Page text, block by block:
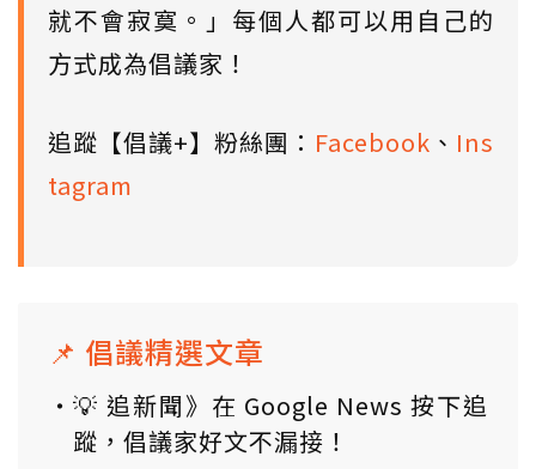
就不會寂寞。」每個人都可以用自己的
方式成為倡議家！
追蹤【倡議+】粉絲團： Facebook 、 Ins
tagram
📌 倡議精選文章
💡 追新聞》在 Google News 按下追
蹤，倡議家好文不漏接！